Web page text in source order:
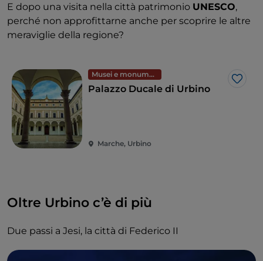
E dopo una visita nella città patrimonio UNESCO,
perché non approfittarne anche per scoprire le altre
meraviglie della regione?
Musei e monumenti
Like
Palazzo Ducale di Urbino
Marche, Urbino
Oltre Urbino c’è di più
Due passi a Jesi, la città di Federico II